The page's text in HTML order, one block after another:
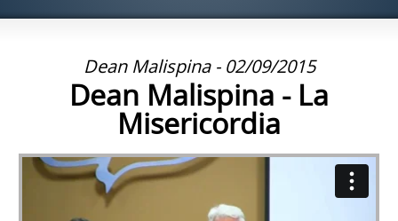
Dean Malispina - 02/09/2015
Dean Malispina - La
Misericordia